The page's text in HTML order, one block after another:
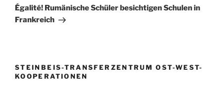
Beitrag
Égalité! Rumänische Schüler besichtigen Schulen in
Frankreich
STEINBEIS-TRANSFERZENTRUM OST-WEST-
KOOPERATIONEN